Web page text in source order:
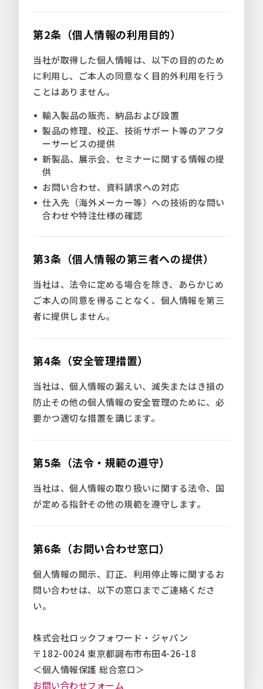
第2条（個人情報の利用目的）
当社が取得した個人情報は、以下の目的のため
に利用し、ご本人の同意なく目的外利用を行う
ことはありません。
輸入製品の販売、納品および設置
製品の修理、校正、技術サポート等のアフタ
ーサービスの提供
新製品、展示会、セミナーに関する情報の提
供
お問い合わせ、資料請求への対応
仕入先（海外メーカー等）への技術的な問い
合わせや特注仕様の確認
第3条（個人情報の第三者への提供）
当社は、法令に定める場合を除き、あらかじめ
ご本人の同意を得ることなく、個人情報を第三
者に提供しません。
第4条（安全管理措置）
当社は、個人情報の漏えい、滅失またはき損の
防止その他の個人情報の安全管理のために、必
要かつ適切な措置を講じます。
第5条（法令・規範の遵守）
当社は、個人情報の取り扱いに関する法令、国
が定める指針その他の規範を遵守します。
第6条（お問い合わせ窓口）
個人情報の開示、訂正、利用停止等に関するお
問い合わせは、以下の窓口までご連絡くださ
い。
株式会社ロックフォワード・ジャパン
〒182-0024 東京都調布市布田4-26-18
＜個人情報保護 総合窓口＞
お問い合わせフォーム